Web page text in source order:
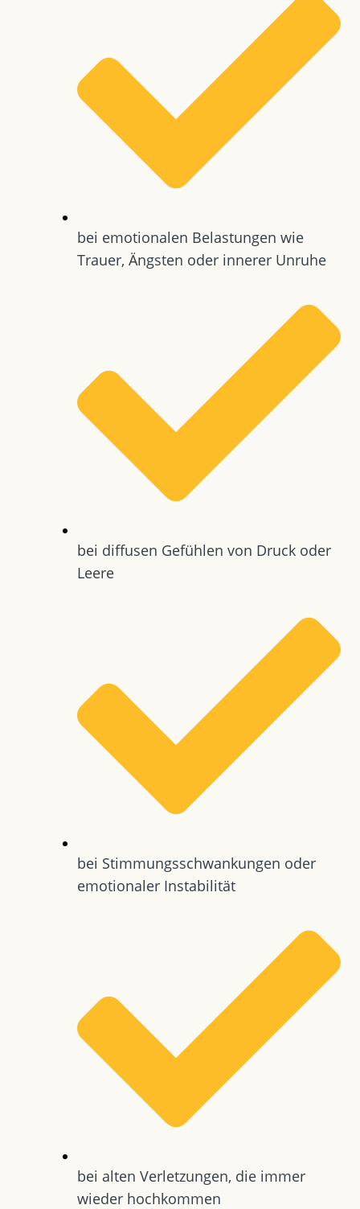
bei emotionalen Belastungen wie
Trauer, Ängsten oder innerer Unruhe
bei diffusen Gefühlen von Druck oder
Leere
bei Stimmungsschwankungen oder
emotionaler Instabilität
bei alten Verletzungen, die immer
wieder hochkommen